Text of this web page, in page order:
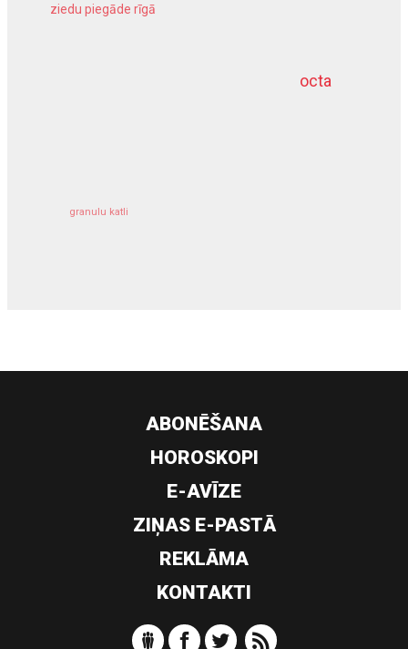
octa
ziedu piegāde rīgā
granulu katli
dziļurbums
ABONĒŠANA
HOROSKOPI
E-AVĪZE
ZIŅAS E-PASTĀ
REKLĀMA
KONTAKTI